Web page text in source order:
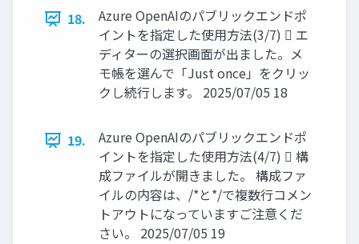
18.
Azure OpenAIのパブリックエンドポ
イントを指定した使用方法(3/7)  エ
ディターの選択画面が出ました。メ
モ帳を選んで「Just once」をクリッ
クし続行します。 2025/07/05 18
19.
Azure OpenAIのパブリックエンドポ
イントを指定した使用方法(4/7)  構
成ファイルが開きました。 構成ファ
イルの内容は、/*と*/で複数行コメン
トアウトになっていますご注意くだ
さい。 2025/07/05 19